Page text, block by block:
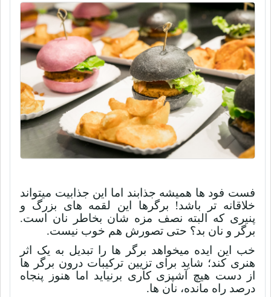
فست فود ها همیشه جذابند اما این جذابیت میتواند
خلاقانه تر باشد! برگرها این لقمه های بزرگ و
پنیری که البته نصف مزه شان بخاطر نان است.
برگر و نان بد؟ حتی تصورش هم خوب نیست.
خب این ایده میخواهد برگر ها را تبدیل به یک اثر
هنری کند؛ شاید برای تزیین ترکیبات درون برگر ها
از دست هیچ آشپزی کاری برنیاید اما هنوز پنجاه
درصد راه مانده، نان ها.